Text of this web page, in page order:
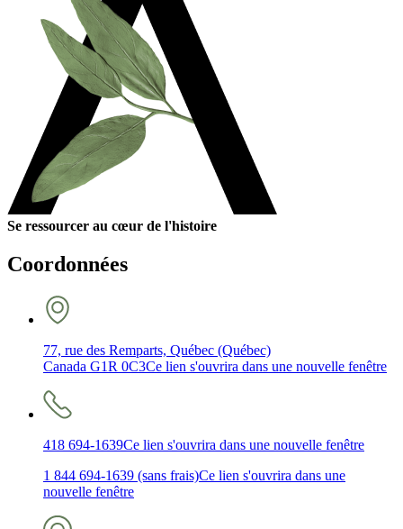
Se ressourcer au cœur de l'histoire
Coordonnées
77, rue des Remparts, Québec (Québec)
Canada G1R 0C3Ce lien s'ouvrira dans une nouvelle fenêtre
418 694-1639Ce lien s'ouvrira dans une nouvelle fenêtre
1 844 694-1639 (sans frais)Ce lien s'ouvrira dans une
nouvelle fenêtre